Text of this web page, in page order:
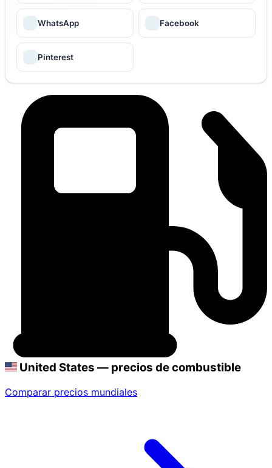
WhatsApp Facebook
Pinterest
United States — precios de combustible
Comparar precios mundiales